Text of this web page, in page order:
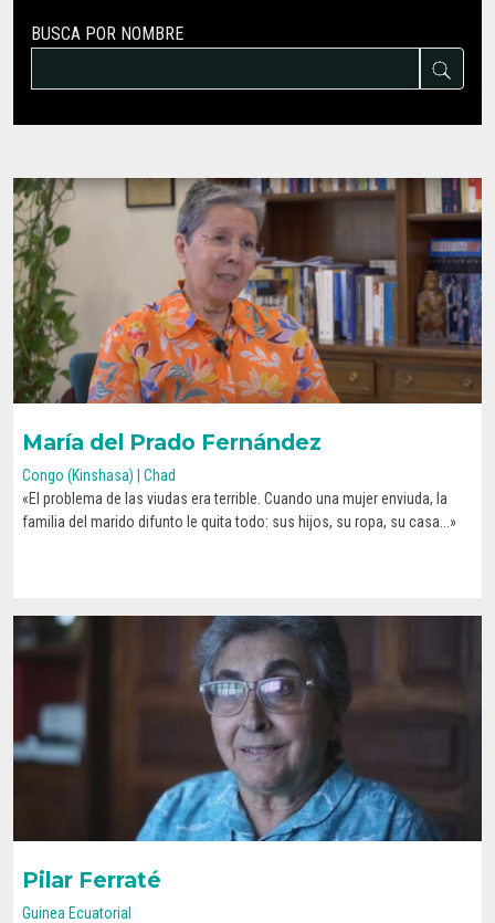
BUSCA POR NOMBRE
María del Prado Fernández
Congo (Kinshasa) | Chad
«El problema de las viudas era terrible. Cuando una mujer enviuda, la
familia del marido difunto le quita todo: sus hijos, su ropa, su casa...»
CONOCE SU HISTORIA
Pilar Ferraté
Guinea Ecuatorial